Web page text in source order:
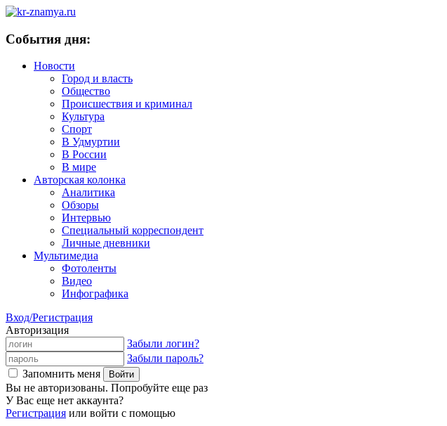
События дня:
Новости
Город и власть
Общество
Происшествия и криминал
Культура
Спорт
В Удмуртии
В России
В мире
Авторская колонка
Аналитика
Обзоры
Интервью
Специальный корреспондент
Личные дневники
Мультимедиа
Фотоленты
Видео
Инфографика
Вход/Регистрация
Авторизация
Забыли логин?
Забыли пароль?
Запомнить меня
Вы не авторизованы. Попробуйте еще раз
У Вас еще нет аккаунта?
Регистрация или войти с помощью